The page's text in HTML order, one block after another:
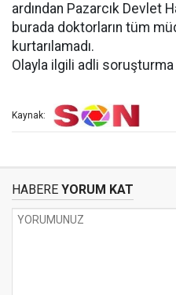
ardından Pazarcık Devlet
burada doktorların tüm
kurtarılamadı.
Olayla ilgili adli soruşturma
Kaynak:
HABERE YORUM KAT